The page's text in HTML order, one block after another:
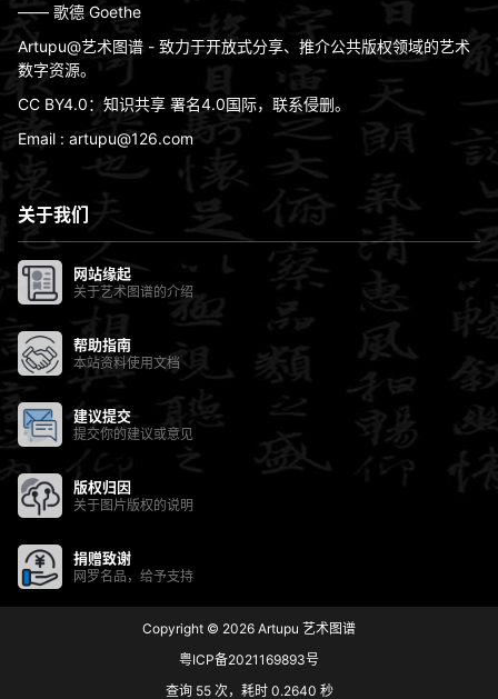
—— 歌德 Goethe
Artupu@艺术图谱 - 致力于开放式分享、推介公共版权领域的艺术
数字资源。
CC BY4.0：知识共享 署名4.0国际，联系侵删。
Email : artupu@126.com
关于我们
网站缘起
关于艺术图谱的介绍
帮助指南
本站资料使用文档
建议提交
提交你的建议或意见
版权归因
关于图片版权的说明
捐赠致谢
网罗名品，给予支持
Copyright © 2026 Artupu 艺术图谱
粤ICP备2021169893号
查询 55 次，耗时 0.2640 秒